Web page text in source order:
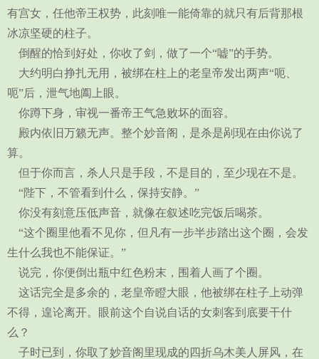
有宫女，任他帝王权势，此刻唯一能倚靠的就只有后背那根
冰凉坚硬的柱子。
倒醒的恰到好处，你收了剑，做了一个“嘘”的手势。
大约明白挣扎无用，被绑在柱上的老皇帝发出两声“呃、
呃”后，泄气地阖上眼。
你蹲下身，审视一番帝王气急败坏的面容。
殿内依旧万籁无声。整个妙音阁，是杀是剐现在由你说了
算。
但于你而言，杀人只是手段，不是目的，至少现在不是。
“陛下，不管看到什么，保持安静。”
你没有刻意压低声音，就像在叙述吃完饭后喝茶。
“这个圈里他看不见你，但凡有一步半步踏出这个圈，会发
生什么我也不能保证。”
说完，你便倒出瓶中红色粉末，围着人画了个圈。
这话完全是多余的，老皇帝瞪大眼，他被绑在柱子上动弹
不得，遑论离开。眼前这个自说自话的女刺客到底要干什
么？
子时已到，你取了妙音阁里现成的四折乌木美人屏风，在